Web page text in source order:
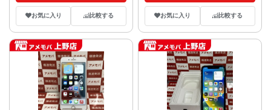
お気に入り 比較する お気に入り 比較する